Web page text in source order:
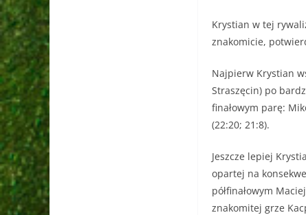
Krystian w tej
znakomicie,
Najpierw Krystian
Straszęcin) po
finałowym parę:
(22:20; 21:8).
Jeszcze lepiej
opartej na
półfinałowym
znakomitej grze